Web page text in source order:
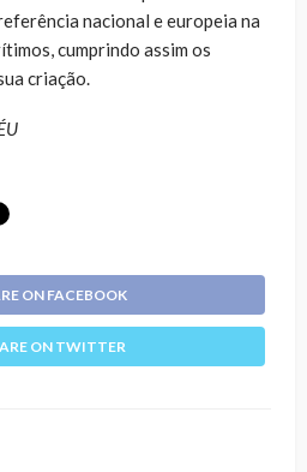
nacional e europeia na
cumprindo assim os
criação.
ON FACEBOOK
ON TWITTER